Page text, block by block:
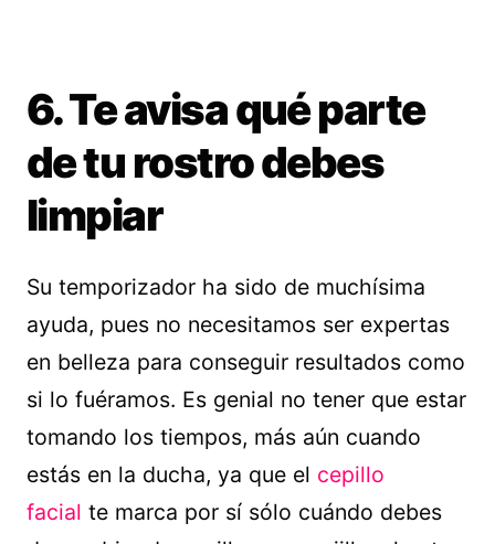
6. Te avisa qué parte
de tu rostro debes
limpiar
Su temporizador ha sido de muchísima
ayuda, pues no necesitamos ser expertas
en belleza para conseguir resultados como
si lo fuéramos. Es genial no tener que estar
tomando los tiempos, más aún cuando
estás en la ducha, ya que el cepillo
facial te marca por sí sólo cuándo debes